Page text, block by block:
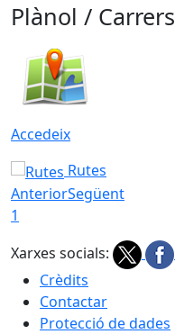
Plànol / Carrers
Accedeix
Rutes
AnteriorSegüent
1
Xarxes socials:
Crèdits
Contactar
Protecció de dades